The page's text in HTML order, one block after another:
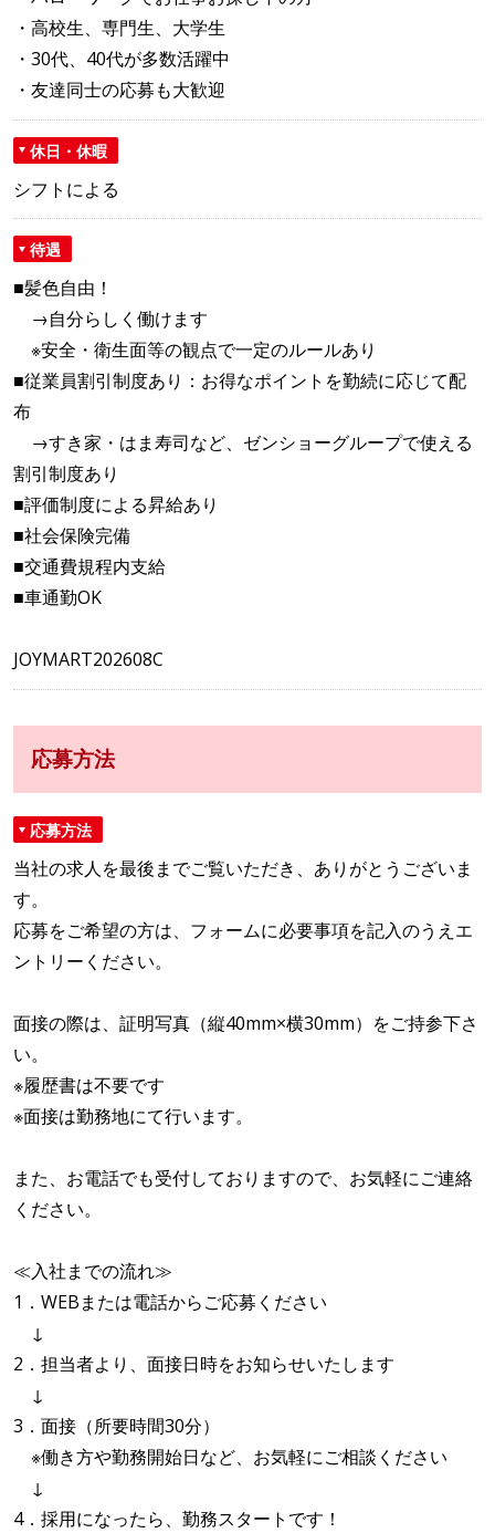
・高校生、専門生、大学生
・30代、40代が多数活躍中
・友達同士の応募も大歓迎
休日・休暇
シフトによる
待遇
■髪色自由！
→自分らしく働けます
※安全・衛生面等の観点で一定のルールあり
■従業員割引制度あり：お得なポイントを勤続に応じて配
布
→すき家・はま寿司など、ゼンショーグループで使える
割引制度あり
■評価制度による昇給あり
■社会保険完備
■交通費規程内支給
■車通勤OK
JOYMART202608C
応募方法
応募方法
当社の求人を最後までご覧いただき、ありがとうございま
す。
応募をご希望の方は、フォームに必要事項を記入のうえエ
ントリーください。
面接の際は、証明写真（縦40mm×横30mm）をご持参下さ
い。
※履歴書は不要です
※面接は勤務地にて行います。
また、お電話でも受付しておりますので、お気軽にご連絡
ください。
≪入社までの流れ≫
1．WEBまたは電話からご応募ください
↓
2．担当者より、面接日時をお知らせいたします
↓
3．面接（所要時間30分）
※働き方や勤務開始日など、お気軽にご相談ください
↓
4．採用になったら、勤務スタートです！